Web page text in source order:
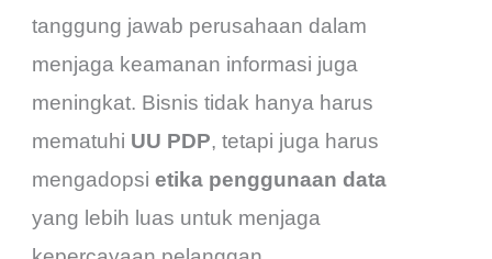
tanggung jawab perusahaan dalam
menjaga keamanan informasi juga
meningkat. Bisnis tidak hanya harus
mematuhi UU PDP, tetapi juga harus
mengadopsietika penggunaan data
yang lebih luas untuk menjaga